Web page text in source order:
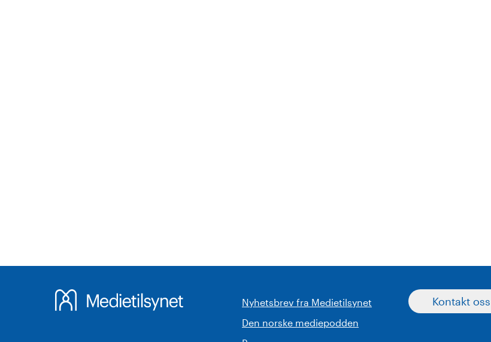
Nyhetsbrev fra Medietilsynet
Den norske mediepodden
Kontakt oss